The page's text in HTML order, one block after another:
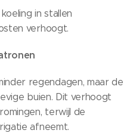
in stallen
verhoogt.
regendagen, maar de
buien. Dit verhoogt
terwijl de
afneemt.